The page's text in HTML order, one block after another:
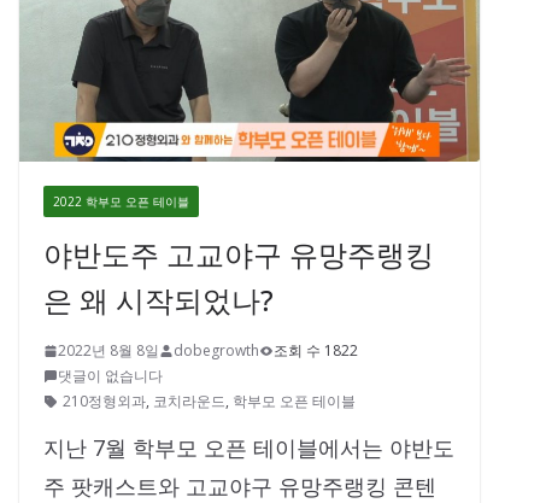
2022 학부모 오픈 테이블
야반도주 고교야구 유망주랭킹
은 왜 시작되었나?
2022년 8월 8일 dobegrowth
조회 수 1822
댓글이 없습니다
210정형외과, 코치라운드, 학부모 오픈 테이블
지난 7월 학부모 오픈 테이블에서는 야반도
주 팟캐스트와 고교야구 유망주랭킹 콘텐